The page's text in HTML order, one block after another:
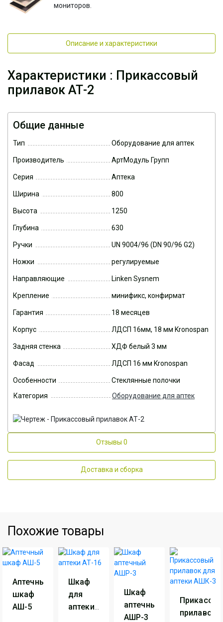
мониторов.
Описание и характеристики
Характеристики : Прикассовый
прилавок АТ-2
Общие данные
Тип Оборудование для аптек
Производитель АртМодуль Групп
Серия Аптека
Ширина 800
Высота 1250
Глубина 630
Ручки UN 9004/96 (DN 90/96 G2)
Ножки регулируемые
Направляющие Linken Sysnem
Крепление минификс, конфирмат
Гарантия 18 месяцев
Корпус ЛДСП 16мм, 18 мм Kronospan
Задняя стенка ХДФ белый 3 мм
Фасад ЛДСП 16 мм Kronospan
Особенности
Стеклянные полочки
Категория
Оборудование для аптек
Отзывы 0
Доставка и сборка
Похожие товары
Аптечный
шкаф
АШ-5
Шкаф
для
аптеки
Шкаф
аптечный
АШР-3
прилавок